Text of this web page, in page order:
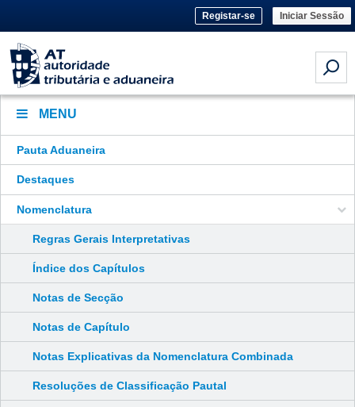
Registar-se Iniciar Sessão
MENU
Pauta Aduaneira
Destaques
Nomenclatura
Regras Gerais Interpretativas
Índice dos Capítulos
Notas de Secção
Notas de Capítulo
Notas Explicativas da Nomenclatura Combinada
Resoluções de Classificação Pautal